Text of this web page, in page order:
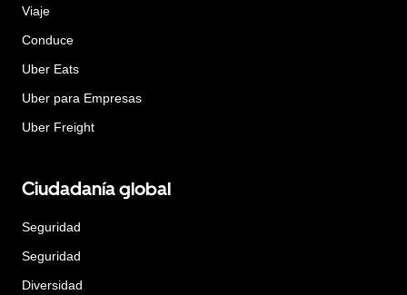
Viaje
Conduce
Uber Eats
Uber para Empresas
Uber Freight
Ciudadanía global
Seguridad
Seguridad
Diversidad